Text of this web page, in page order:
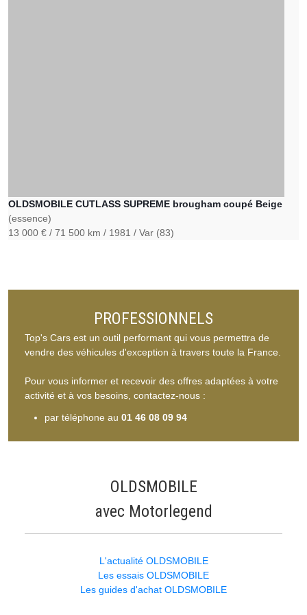
OLDSMOBILE CUTLASS SUPREME brougham coupé Beige
(essence)
13 000 €
71 500 km 1981 Var (83)
PROFESSIONNELS
Top's Cars est un outil performant qui vous permettra de
vendre des véhicules d'exception à travers toute la France.
Pour vous informer et recevoir des offres adaptées à votre
activité et à vos besoins, contactez-nous :
par téléphone au 01 46 08 09 94
OLDSMOBILE
avec Motorlegend
L'actualité OLDSMOBILE
Les essais OLDSMOBILE
Les guides d'achat OLDSMOBILE